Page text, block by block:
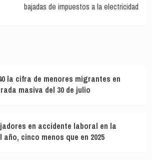
bajadas de impuestos a la electricidad
la cifra de menores migrantes en
masiva del 30 de julio
en accidente laboral en la
cinco menos que en 2025